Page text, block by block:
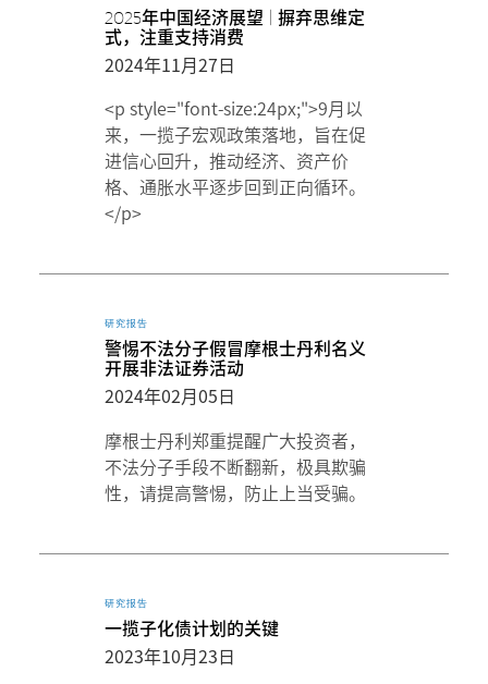
2025年中国经济展望 | 摒弃思维定
式，注重支持消费
2024年11月27日
<p style="font-size:24px;">9月以
来，一揽子宏观政策落地，旨在促
进信心回升，推动经济、资产价
格、通胀水平逐步回到正向循环。
</p>
研究报告
警惕不法分子假冒摩根士丹利名义
开展非法证券活动
2024年02月05日
摩根士丹利郑重提醒广大投资者，
不法分子手段不断翻新，极具欺骗
性，请提高警惕，防止上当受骗。
研究报告
一揽子化债计划的关键
2023年10月23日